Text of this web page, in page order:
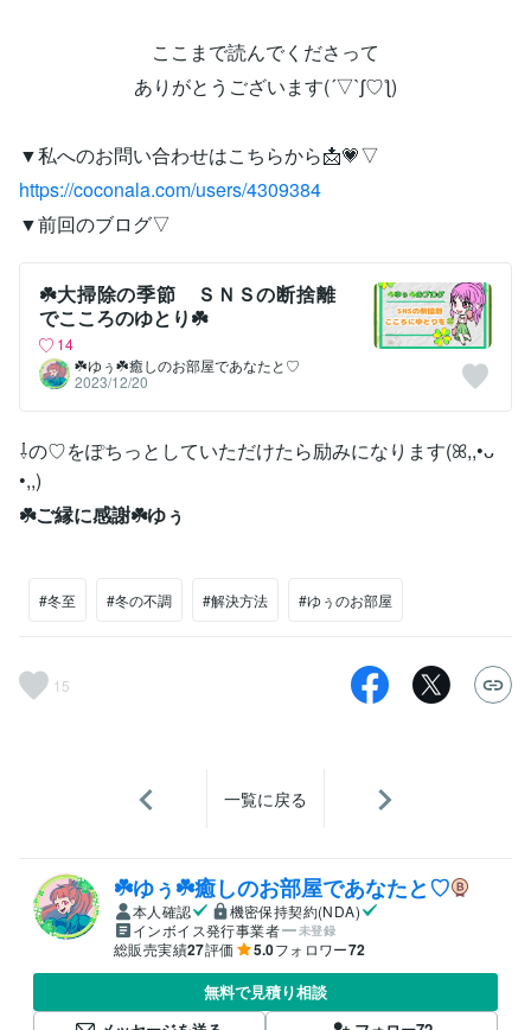
ここまで読んでくださって
ありがとうございます(´▽`ʃ♡ƪ)
▼私へのお問い合わせはこちらから📩💗▽
https://coconala.com/users/4309384
▼前回のブログ▽
☘️大掃除の季節 ＳＮＳの断捨離
でこころのゆとり☘️
14
‪☘️ゆぅ☘️癒しのお部屋であなたと♡
2023/12/20
⇩の♡をぽちっとしていただけたら励みになります(ꕤ,,•ᴗ
•,,)
☘️ご縁に感謝☘️ゆぅ
#冬至 #冬の不調 #解決方法 #ゆぅのお部屋
15
一覧に戻る
‪☘️ゆぅ☘️癒しのお部屋であなたと♡
本人確認
機密保持契約(NDA)
インボイス発行事業者
未登録
総販売実績27評価 5.0フォロワー72
無料で見積り相談